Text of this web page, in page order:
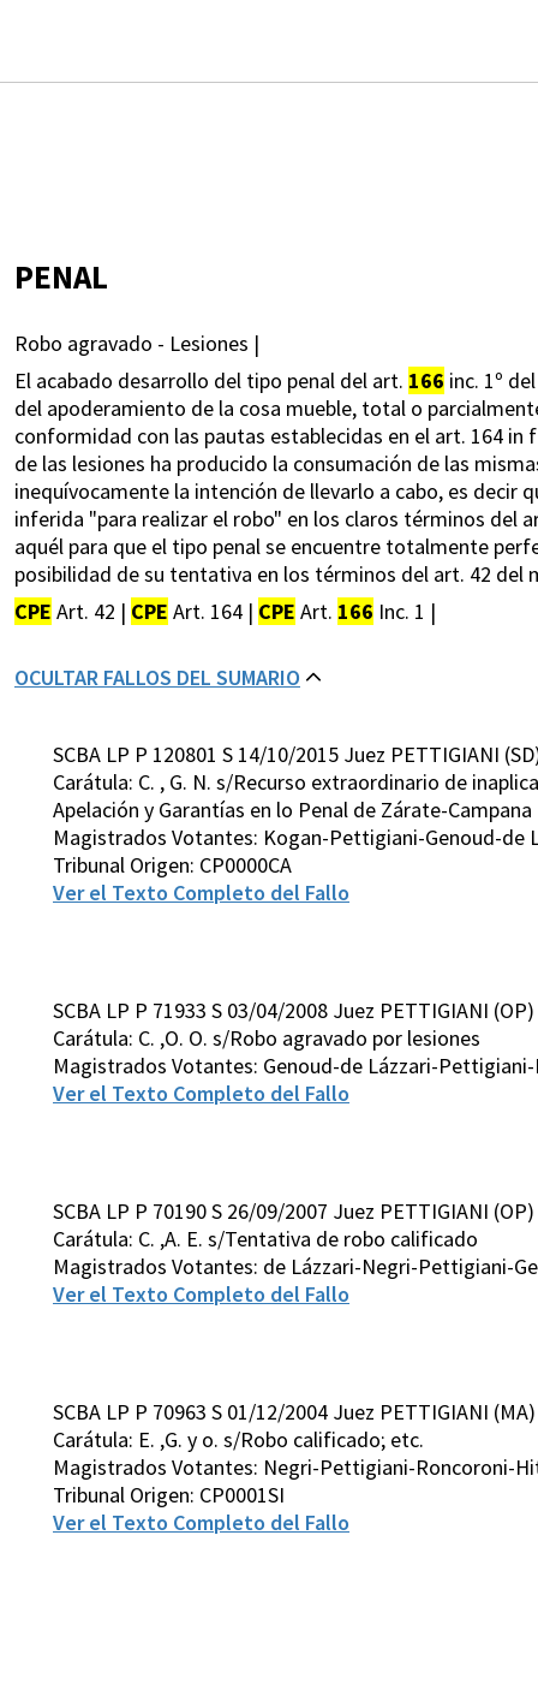
PENAL
Robo agravado - Lesiones |
El acabado desarrollo del tipo penal del art. 166 inc. 1º
del apoderamiento de la cosa mueble, total o
conformidad con las pautas establecidas en el art. 164 in
de las lesiones ha producido la consumación de las
inequívocamente la intención de llevarlo a cabo, es decir
inferida "para realizar el robo" en los claros términos del
aquél para que el tipo penal se encuentre totalmente
posibilidad de su tentativa en los términos del art. 42 del
CPE Art. 42 | CPE Art. 164 | CPE Art. 166 Inc. 1 |
OCULTAR FALLOS DEL SUMARIO
SCBA LP P 120801 S 14/10/2015 Juez PETTIGIANI
Carátula: C. , G. N. s/Recurso extraordinario de
Apelación y Garantías en lo Penal de Zárate-Campana
Magistrados Votantes: Kogan-Pettigiani-Genoud-de
Tribunal Origen: CP0000CA
Ver el Texto Completo del Fallo
SCBA LP P 71933 S 03/04/2008 Juez PETTIGIANI (OP)
Carátula: C. ,O. O. s/Robo agravado por lesiones
Magistrados Votantes: Genoud-de Lázzari-
Ver el Texto Completo del Fallo
SCBA LP P 70190 S 26/09/2007 Juez PETTIGIANI (OP)
Carátula: C. ,A. E. s/Tentativa de robo calificado
Magistrados Votantes: de Lázzari-Negri-Pettigiani-
Ver el Texto Completo del Fallo
SCBA LP P 70963 S 01/12/2004 Juez PETTIGIANI (MA)
Carátula: E. ,G. y o. s/Robo calificado; etc.
Magistrados Votantes: Negri-Pettigiani-Roncoroni-
Tribunal Origen: CP0001SI
Ver el Texto Completo del Fallo